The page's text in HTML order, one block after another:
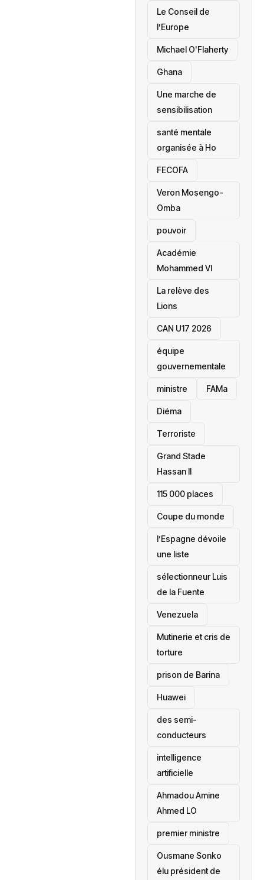
‎Le Conseil de
l’Europe
Michael O'Flaherty
‎Ghana
Une marche de
sensibilisation
santé mentale
organisée à Ho
‎FECOFA
Veron Mosengo-
Omba
pouvoir
Académie
Mohammed VI
La relève des
Lions
CAN U17 2026
équipe
gouvernementale
ministre FAMa
Diéma
Terroriste
Grand Stade
Hassan II
115 000 places
‎Coupe du monde
l’Espagne dévoile
une liste
sélectionneur Luis
de la Fuente
‎Venezuela
Mutinerie et cris de
torture
prison de Barina
Huawei
des semi-
conducteurs
intelligence
artificielle
Ahmadou Amine
Ahmed LO
premier ministre
Ousmane Sonko
élu président de